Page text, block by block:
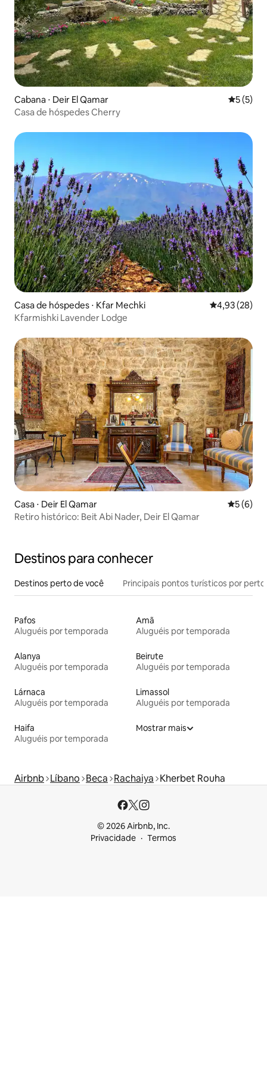
Cabana ⋅ Deir El Qamar 5 de
5 (5)
Casa de hóspedes Cherry
Casa de hóspedes ⋅ Kfar Mechki 4,93 de uma
4,93 (28)
Kfarmishki Lavender Lodge
Casa ⋅ Deir El Qamar 5 de
5 (6)
Retiro histórico: Beit Abi Nader, Deir El Qamar
Destinos para conhecer
Destinos perto de você Principais pontos turísticos por perto
Pafos
Aluguéis por temporada
Amã
Aluguéis por temporada
Alanya
Aluguéis por temporada
Beirute
Aluguéis por temporada
Lárnaca
Aluguéis por temporada
Limassol
Aluguéis por temporada
Haifa
Aluguéis por temporada
Mostrar mais
Airbnb Líbano Beca Rachaiya Kherbet Rouha
© 2026 Airbnb, Inc.
Privacidade
Termos